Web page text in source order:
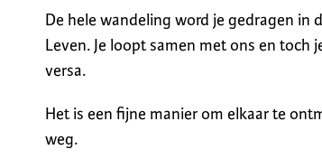
De hele wandeling word je gedragen in
Leven. Je loopt samen met ons en toch
versa.
Het is een fijne manier om elkaar te
weg.